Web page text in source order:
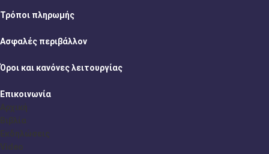
Τρόποι πληρωμής
Ασφαλές περιβάλλον
Όροι και κανόνες λειτουργίας
Επικοινωνία
Αρχική
Βιβλία
Εκδηλώσεις
Video